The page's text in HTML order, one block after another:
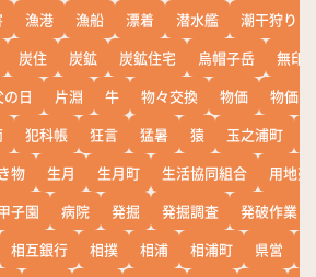
漁港 漁船 漂着 潜水艦
潮干狩り
炭住 炭鉱 炭鉱住宅 烏帽子岳
無印
の日 片淵 牛 物々交換 物価
物価高
犯科帳 狂言 猛暑 猿 玉之浦町
物 生月 生月町 生活協同組合
用地売
子園 病院 発掘 発掘調査
発破作業
相互銀行 相撲 相浦 相浦町 県営